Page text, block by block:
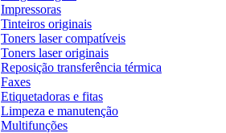
Impressoras
Tinteiros originais
Toners laser compatíveis
Toners laser originais
Reposição transferência térmica
Faxes
Etiquetadoras e fitas
Limpeza e manutenção
Multifunções